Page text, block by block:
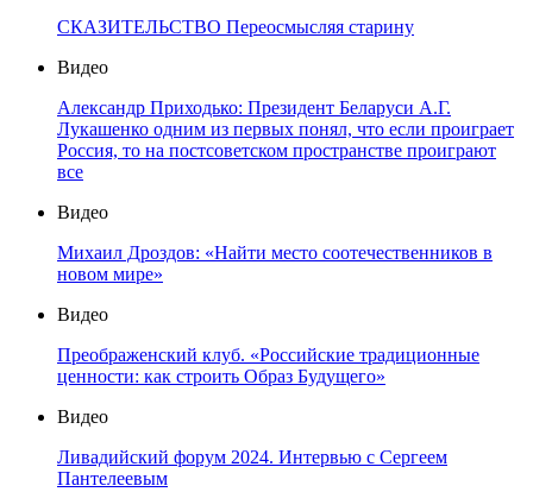
СКАЗИТЕЛЬСТВО Переосмысляя старину
Видео
Александр Приходько: Президент Беларуси А.Г.
Лукашенко одним из первых понял, что если проиграет
Россия, то на постсоветском пространстве проиграют
все
Видео
Михаил Дроздов: «Найти место соотечественников в
новом мире»
Видео
Преображенский клуб. «Российские традиционные
ценности: как строить Образ Будущего»
Видео
Ливадийский форум 2024. Интервью с Сергеем
Пантелеевым